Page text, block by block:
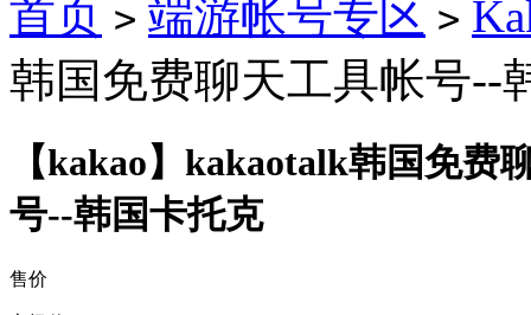
首页 > 端游帐号专区 >
韩国免费聊天工具帐号--
【kakao】kakaotalk韩国免费
号--韩国卡托克
售价